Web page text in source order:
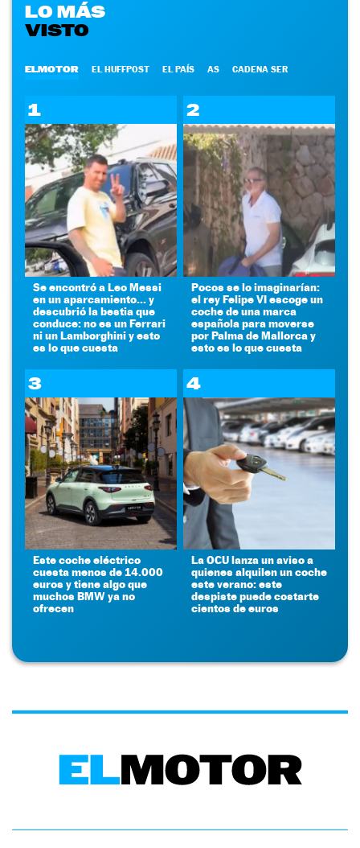
LO MÁS
VISTO
ELMOTOR EL HUFFPOST EL PAÍS AS CADENA SER
1
Se encontró a Leo Messi
en un aparcamiento... y
descubrió la bestia que
conduce: no es un Ferrari
ni un Lamborghini y esto
es lo que cuesta
2
Pocos se lo imaginarían:
el rey Felipe VI escoge un
coche de una marca
española para moverse
por Palma de Mallorca y
esto es lo que cuesta
3
Este coche eléctrico
cuesta menos de 14.000
euros y tiene algo que
muchos BMW ya no
ofrecen
4
La OCU lanza un aviso a
quienes alquilen un coche
este verano: este
despiste puede costarte
cientos de euros